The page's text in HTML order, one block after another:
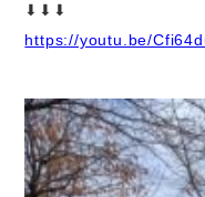
⬇︎⬇︎⬇︎
https://youtu.be/